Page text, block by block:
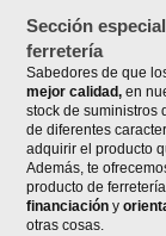
Sección
ferretería
Sabedores de que
mejor calidad, en
stock de suministros
de diferentes
adquirir el producto
Además, te
producto de
financiación y
otras cosas.